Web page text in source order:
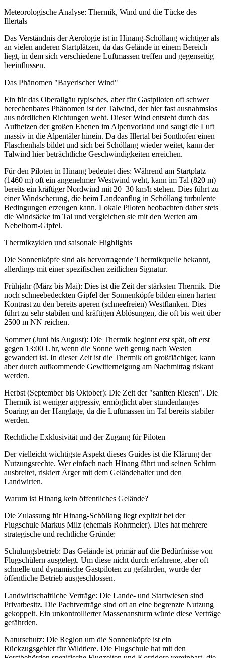
Meteorologische Analyse: Thermik, Wind und die Tücke des
Illertals
Das Verständnis der Aerologie ist in Hinang-Schöllang wichtiger als
an vielen anderen Startplätzen, da das Gelände in einem Bereich
liegt, in dem sich verschiedene Luftmassen treffen und gegenseitig
beeinflussen.
Das Phänomen "Bayerischer Wind"
Ein für das Oberallgäu typisches, aber für Gastpiloten oft schwer
berechenbares Phänomen ist der Talwind, der hier fast ausnahmslos
aus nördlichen Richtungen weht. Dieser Wind entsteht durch das
Aufheizen der großen Ebenen im Alpenvorland und saugt die Luft
massiv in die Alpentäler hinein. Da das Illertal bei Sonthofen einen
Flaschenhals bildet und sich bei Schöllang wieder weitet, kann der
Talwind hier beträchtliche Geschwindigkeiten erreichen.
Für den Piloten in Hinang bedeutet dies: Während am Startplatz
(1460 m) oft ein angenehmer Westwind weht, kann im Tal (820 m)
bereits ein kräftiger Nordwind mit 20–30 km/h stehen. Dies führt zu
einer Windscherung, die beim Landeanflug in Schöllang turbulente
Bedingungen erzeugen kann. Lokale Piloten beobachten daher stets
die Windsäcke im Tal und vergleichen sie mit den Werten am
Nebelhorn-Gipfel.
Thermikzyklen und saisonale Highlights
Die Sonnenköpfe sind als hervorragende Thermikquelle bekannt,
allerdings mit einer spezifischen zeitlichen Signatur.
Frühjahr (März bis Mai): Dies ist die Zeit der stärksten Thermik. Die
noch schneebedeckten Gipfel der Sonnenköpfe bilden einen harten
Kontrast zu den bereits aperen (schneefreien) Westflanken. Dies
führt zu sehr stabilen und kräftigen Ablösungen, die oft bis weit über
2500 m NN reichen.
Sommer (Juni bis August): Die Thermik beginnt erst spät, oft erst
gegen 13:00 Uhr, wenn die Sonne weit genug nach Westen
gewandert ist. In dieser Zeit ist die Thermik oft großflächiger, kann
aber durch aufkommende Gewitterneigung am Nachmittag riskant
werden.
Herbst (September bis Oktober): Die Zeit der "sanften Riesen". Die
Thermik ist weniger aggressiv, ermöglicht aber stundenlanges
Soaring an der Hanglage, da die Luftmassen im Tal bereits stabiler
werden.
Rechtliche Exklusivität und der Zugang für Piloten
Der vielleicht wichtigste Aspekt dieses Guides ist die Klärung der
Nutzungsrechte. Wer einfach nach Hinang fährt und seinen Schirm
ausbreitet, riskiert Ärger mit dem Geländehalter und den
Landwirten.
Warum ist Hinang kein öffentliches Gelände?
Die Zulassung für Hinang-Schöllang liegt explizit bei der
Flugschule Markus Milz (ehemals Rohrmeier). Dies hat mehrere
strategische und rechtliche Gründe:
Schulungsbetrieb: Das Gelände ist primär auf die Bedürfnisse von
Flugschülern ausgelegt. Um diese nicht durch erfahrene, aber oft
schnelle und dynamische Gastpiloten zu gefährden, wurde der
öffentliche Betrieb ausgeschlossen.
Landwirtschaftliche Verträge: Die Lande- und Startwiesen sind
Privatbesitz. Die Pachtverträge sind oft an eine begrenzte Nutzung
gekoppelt. Ein unkontrollierter Massenansturm würde diese Verträge
gefährden.
Naturschutz: Die Region um die Sonnenköpfe ist ein
Rückzugsgebiet für Wildtiere. Die Flugschule hat mit den